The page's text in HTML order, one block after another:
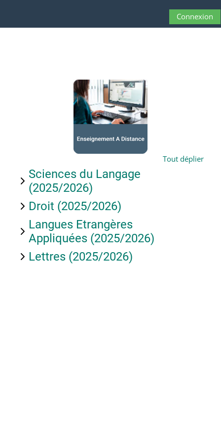
Activer/
Connexion
Tout déplier
Sciences du Langage
(2025/2026)
Droit (2025/2026)
Langues Etrangères
Appliquées (2025/2026)
Lettres (2025/2026)